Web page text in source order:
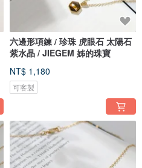
六邊形項鍊 / 珍珠 虎眼石 太陽石
紫水晶 / JIEGEM 姊的珠寶
NT$ 1,180
可客製